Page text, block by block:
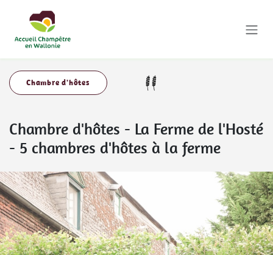
Chambre d'hôtes
Chambre d'hôtes - La Ferme de l'Hosté
- 5 chambres d'hôtes à la ferme